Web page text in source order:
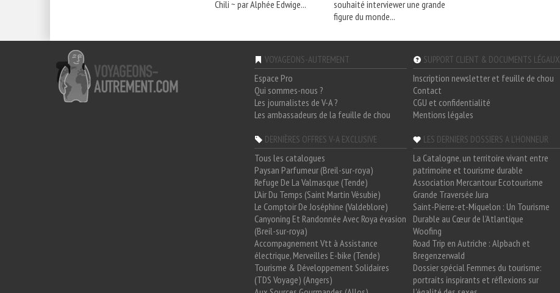
Chili ~ par Alphée Edwige...
souhaité interviewer une grande
figure du monde...
VOYAGEONS-AUTREMENT
Espace Pro
Qui sommes-nous ?
Les journalistes de V-A ?
Les ambassadeurs de la feuille de chou
SUPPORT CLIENT & DOCUMENTS LÉGAUX
Inscription newsletter et feuille de chou
Contact
CGU et confidentialité
Mentions légales
DERNIÈRES OFFRES V-A EXCLUSIVE
Tous les catalogues
Paysan Parfumeur (Breil-sur-roya)
Refuge De La Valmasque (Tende)
L'Air Du Temps (Saint Martin Vésubie)
Le Comptoir De Joséphine (Valdeblore)
Canyoning Et Randonnée Avec Roya évasion
(Breil-sur-roya)
Accompagnement Vtt à Assistance
électrique, Merveilles E-bike (Tende)
Tourisme & Développement Solidaires
(TDS Voyage) (Angers)
LES DERNIERS DOSSIERS A L'HONNEUR
La Catalogne, un territoire vivant entre
patrimoine et tourisme durable
Association Mercantour Ecotourisme
Grande Traversée Jura
Saint-Pierre-et-Miquelon : Un Tourisme
Durable au Cœur de l'Atlantique
Woofing
Road Trip en Autriche : Alpbach et
Bregenzerwald
Dossier spécial Femmes du tourisme:
portraits inspirants et réflexions sur